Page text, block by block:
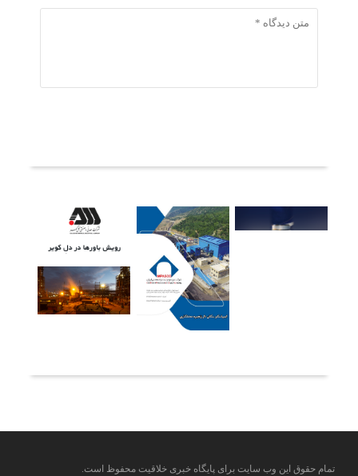
تمام حقوق این وب سایت برای پایگاه خبری خلاقیت محفوظ است.